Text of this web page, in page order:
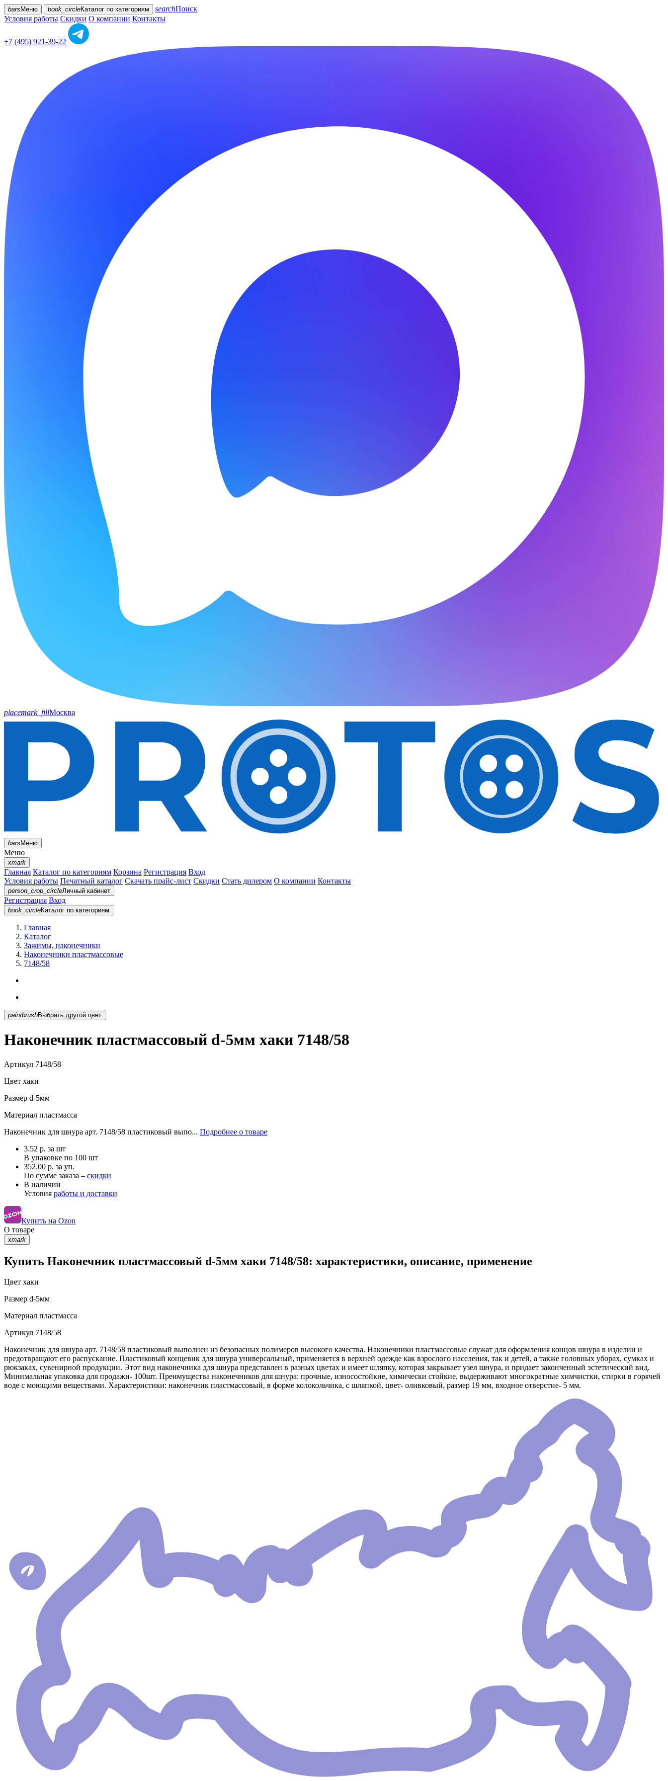
bars Меню book_circleКаталог по категориям searchПоиск
Условия работы Скидки О компании Контакты
+7 (495) 921-39-22
placemark_fillМосква
barsМеню
Меню
xmark
Главная Каталог по категориям Корзина Регистрация Вход
Условия работы Печатный каталог Скачать прайс-лист Скидки Стать дилером О компании Контакты
person_crop_circleЛичный кабинет
Регистрация Вход
book_circleКаталог по категориям
Главная
Каталог
Зажимы, наконечники
Наконечники пластмассовые
7148/58
paintbrush Выбрать другой цвет
Наконечник пластмассовый d-5мм хаки 7148/58
Артикул 7148/58
Цвет хаки
Размер d-5мм
Материал пластмасса
Наконечник для шнура арт. 7148/58 пластиковый выпо... Подробнее о товаре
3.52 р. за шт
В упаковке по 100 шт
352.00 р. за уп.
По сумме заказа – скидки
В наличии
Условия работы и доставки
Купить на Ozon
О товаре
xmark
Купить Наконечник пластмассовый d-5мм хаки 7148/58: характеристики, описание, применение
Цвет хаки
Размер d-5мм
Материал пластмасса
Артикул 7148/58
Наконечник для шнура арт. 7148/58 пластиковый выполнен из безопасных полимеров высокого качества. Наконечники пластмассовые служат для оформления концов шнура в изделии и
предотвращают его распускание. Пластиковый концевик для шнура универсальный, применяется в верхней одежде как взрослого населения, так и детей, а также головных уборах, сумках и
рюкзаках, сувенирной продукции. Этот вид наконечника для шнура представлен в разных цветах и имеет шляпку, которая закрывает узел шнура, и придает законченный эстетический вид.
Минимальная упаковка для продажи- 100шт. Преимущества наконечников для шнура: прочные, износостойкие, химически стойкие, выдерживают многократные химчистки, стирки в горячей
воде с моющими веществами. Характеристики: наконечник пластмассовый, в форме колокольчика, с шляпкой, цвет- оливковый, размер 19 мм, входное отверстие- 5 мм.